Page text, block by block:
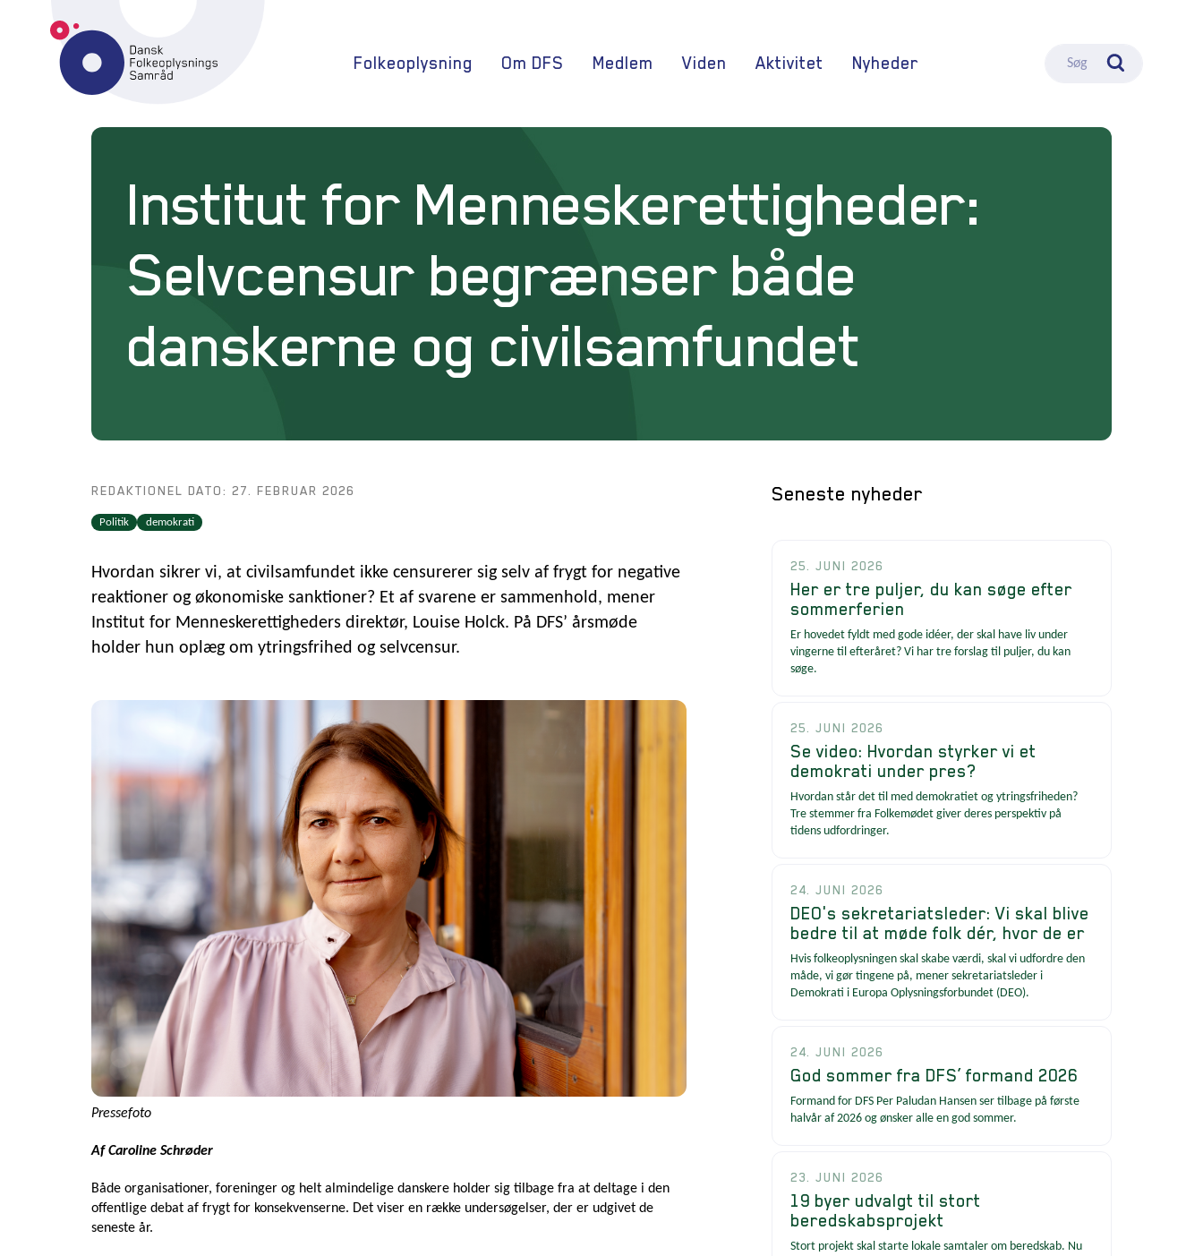
Folkeoplysning Om DFS Medlem Viden Aktivitet Nyheder Søg
Institut for Menneskerettigheder:
Selvcensur begrænser både
danskerne og civilsamfundet
Seneste nyheder
25. JUNI 2026
Her er tre puljer, du kan søge efter
sommerferien
Er hovedet fyldt med gode idéer, der skal have liv under
vingerne til efteråret? Vi har tre forslag til puljer, du kan
søge.
25. JUNI 2026
Se video: Hvordan styrker vi et
demokrati under pres?
Hvordan står det til med demokratiet og ytringsfriheden?
Tre stemmer fra Folkemødet giver deres perspektiv på
tidens udfordringer.
24. JUNI 2026
DEO's sekretariatsleder: Vi skal blive
bedre til at møde folk dér, hvor de er
Hvis folkeoplysningen skal skabe værdi, skal vi udfordre den
måde, vi gør tingene på, mener sekretariatsleder i
Demokrati i Europa Oplysningsforbundet (DEO).
24. JUNI 2026
God sommer fra DFS’ formand 2026
Formand for DFS Per Paludan Hansen ser tilbage på første
halvår af 2026 og ønsker alle en god sommer.
23. JUNI 2026
19 byer udvalgt til stort
beredskabsprojekt
Stort projekt skal starte lokale samtaler om beredskab. Nu
REDAKTIONEL DATO: 27. FEBRUAR 2026
Politik demokrati
Hvordan sikrer vi, at civilsamfundet ikke censurerer sig selv af frygt for negative
reaktioner og økonomiske sanktioner? Et af svarene er sammenhold, mener
Institut for Menneskerettigheders direktør, Louise Holck. På DFS’ årsmøde
holder hun oplæg om ytringsfrihed og selvcensur.
Pressefoto
Af Caroline Schrøder
Både organisationer, foreninger og helt almindelige danskere holder sig tilbage fra at deltage i den
offentlige debat af frygt for konsekvenserne. Det viser en række undersøgelser, der er udgivet de
seneste år.